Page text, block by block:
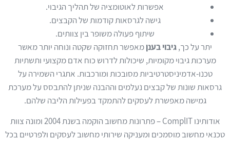
אפשרות לאוטומציה של תהליך הגיבוי.
גישה לגרסאות קודמות של הקבצים.
שיתוף פעולה משופר בין צוותים.
יתר על כך,גיבוי בענןמאפשר תחזוקה שקטה ונוחה יותר מאשר
מערכות גיבוי מקומיות, שיכולות לדרוש כוח אדם מקצועי ותשתיות
טכנו-אדמיניסטרטיביות מסובכות ומורכבות. אתגרי השמירה על
גרסאות שונות של קבצים נעלמים וההבנה שניתן להתבסס על מערכת
גמישה מאפשרת לעסקים להתמקד בפעילות הליבה שלהם.
אודותינו ComplIT – פתרונות מחשוב הוקמה בשנת 2004 ומונה צוות
טכנאי מחשוב מוסמכים ומעניקה שירותי מחשוב לעסקים ולפרטיים בכל